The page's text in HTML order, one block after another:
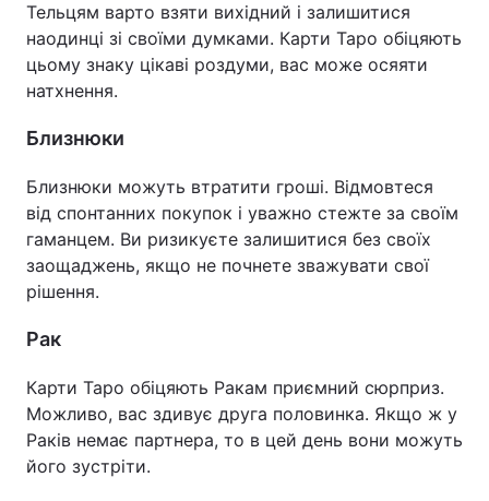
Тельцям варто взяти вихідний і залишитися
наодинці зі своїми думками. Карти Таро обіцяють
цьому знаку цікаві роздуми, вас може осяяти
натхнення.
Близнюки
Близнюки можуть втратити гроші. Відмовтеся
від спонтанних покупок і уважно стежте за своїм
гаманцем. Ви ризикуєте залишитися без своїх
заощаджень, якщо не почнете зважувати свої
рішення.
Рак
Карти Таро обіцяють Ракам приємний сюрприз.
Можливо, вас здивує друга половинка. Якщо ж у
Раків немає партнера, то в цей день вони можуть
його зустріти.